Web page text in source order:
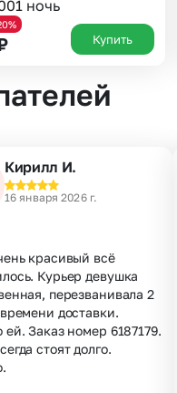
ночь
Купить
Кирилл И.
16 января 2026 г.
красивый всё
Курьер девушка
перезванивала 2
доставки.
ей. Заказ номер 6187179.
стоят долго.